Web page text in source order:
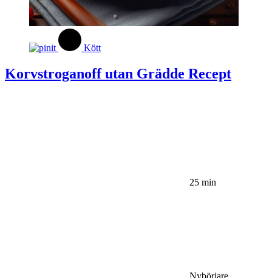
Kött
Korvstroganoff utan Grädde Recept
25 min